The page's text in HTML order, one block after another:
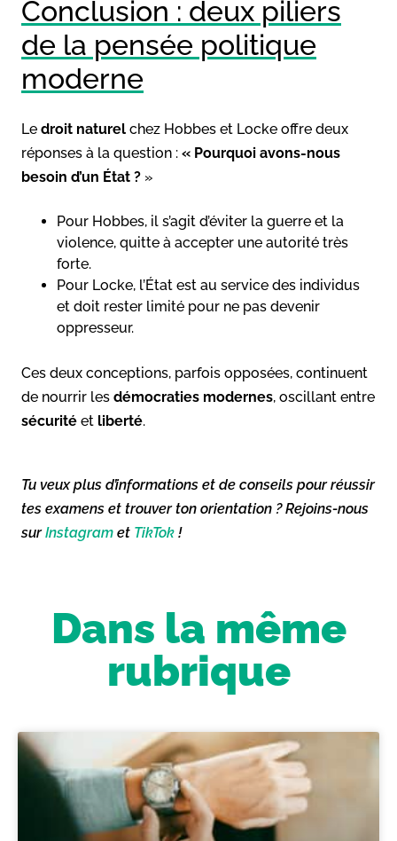
Conclusion : deux piliers
de la pensée politique
moderne
Le droit naturel chez Hobbes et Locke offre deux
réponses à la question : « Pourquoi avons-nous
besoin d’un État ? »
Pour Hobbes, il s’agit d’éviter la guerre et la
violence, quitte à accepter une autorité très
forte.
Pour Locke, l’État est au service des individus
et doit rester limité pour ne pas devenir
oppresseur.
Ces deux conceptions, parfois opposées, continuent
de nourrir les démocraties modernes, oscillant entre
sécurité et liberté.
Tu veux plus d’informations et de conseils pour réussir
tes examens et trouver ton orientation ? Rejoins-nous
surInstagram et TikTok !
Dans la même
rubrique